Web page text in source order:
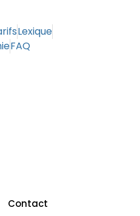
Lexique
FAQ
Contact